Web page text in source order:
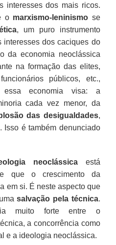
interesses dos mais ricos.
o marxismo-leninismo se
, um puro instrumento
interesses dos caciques do
da economia neoclássica
na formação das elites,
públicos, etc.,
economia visa: a
cada vez menor, da
das desigualdades,
Isso é também denunciado
neoclássicaestá
que o crescimento da
em si. É neste aspecto que
salvação pela técnica.
muito forte entre o
a concorrência como
e a ideologia neoclássica.